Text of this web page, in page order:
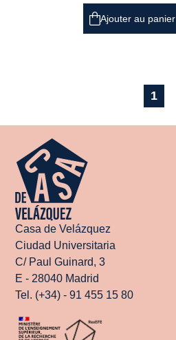
Ajouter au panier
1
Casa de Velázquez
Ciudad Universitaria
C/ Paul Guinard, 3
E - 28040 Madrid
Tel. (+34) - 91 455 15 80